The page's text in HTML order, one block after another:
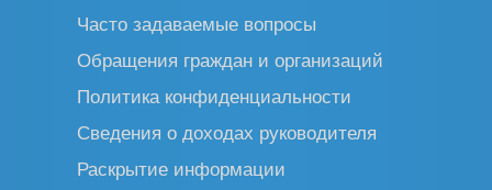
Часто задаваемые вопросы
Обращения граждан и организаций
Политика конфиденциальности
Сведения о доходах руководителя
Раскрытие информации